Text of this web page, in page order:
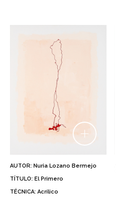
AUTOR: Nuria Lozano Bermejo
TÍTULO: El Primero
TÉCNICA: Acrílico